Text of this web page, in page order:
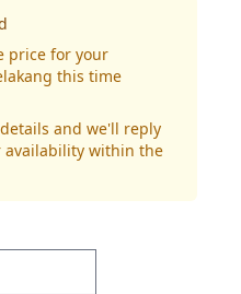
price for your
this time
and we'll reply
within the